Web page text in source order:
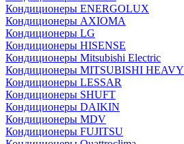
Кондиционеры ENERGOLUX
Кондиционеры AXIOMA
Кондиционеры LG
Кондиционеры HISENSE
Кондиционеры Mitsubishi Electric
Кондиционеры MITSUBISHI HEAVY
Кондиционеры LESSAR
Кондиционеры SHUFT
Кондиционеры DAIKIN
Кондиционеры MDV
Кондиционеры FUJITSU